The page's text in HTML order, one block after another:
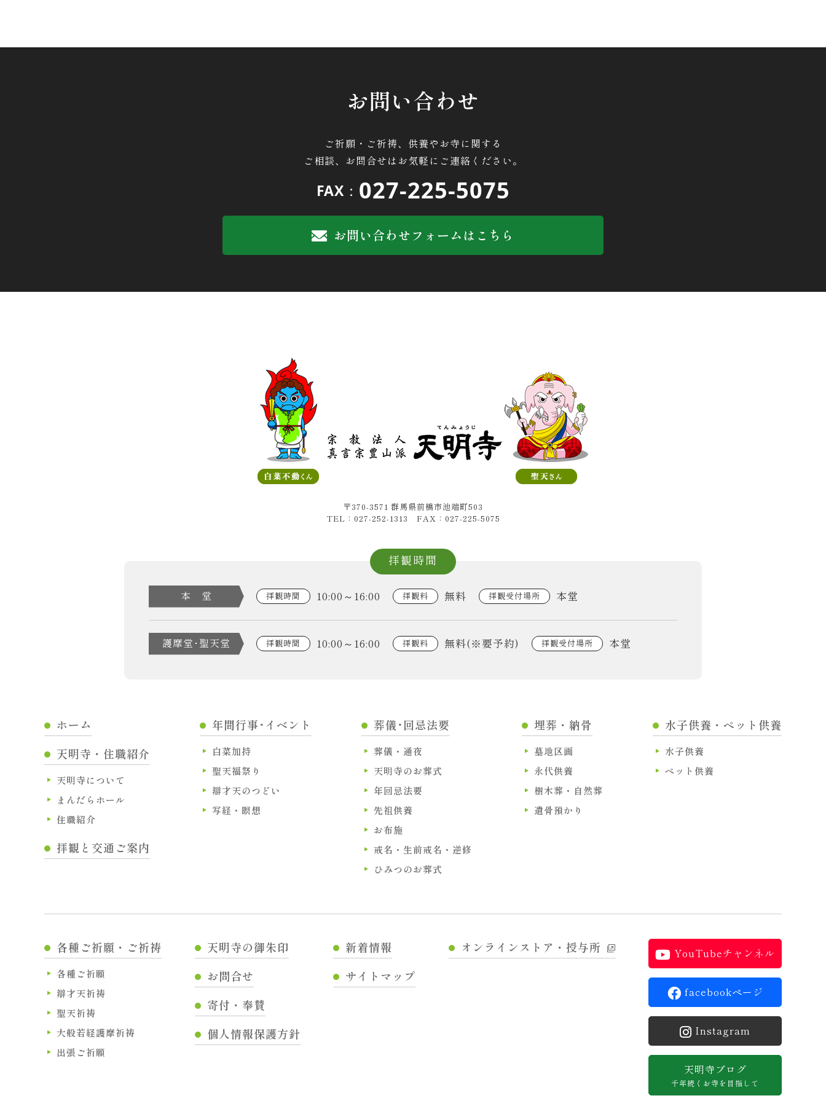
お問い合わせ
ご祈願・ご祈祷、供養やお寺に関する
ご相談、お問合せはお気軽にご連絡ください。
FAX： 027-225-5075
お問い合わせフォームはこちら
〒370-3571 群馬県前橋市池端町503
TEL：027-252-1313 FAX：027-225-5075
拝観時間
本 堂 拝観時間 10:00～16:00 拝観料 無料 拝観受付場所 本堂
護摩堂･聖天堂 拝観時間 10:00～16:00 拝観料 無料(※要予約) 拝観受付場所 本堂
ホーム
天明寺・住職紹介
天明寺について
まんだらホール
住職紹介
拝観と交通ご案内
年間行事･イベント
白菜加持
聖天福祭り
辯才天のつどい
写経・瞑想
葬儀･回忌法要
葬儀・通夜
天明寺のお葬式
年回忌法要
先祖供養
お布施
戒名・生前戒名・逆修
ひみつのお葬式
埋葬・納骨
墓地区画
永代供養
樹木葬・自然葬
遺骨預かり
水子供養・ペット供養
水子供養
ペット供養
各種ご祈願・ご祈祷
各種ご祈願
辯才天祈祷
聖天祈祷
大般若経護摩祈祷
出張ご祈願
天明寺の御朱印
お問合せ
寄付・奉賛
個人情報保護方針
新着情報
サイトマップ
オンラインストア・授与所 YouTubeチャンネル
facebookページ
Instagram
天明寺ブログ
千年続くお寺を目指して